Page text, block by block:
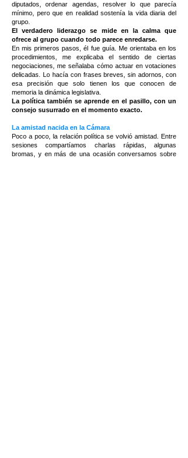
diputados, ordenar agendas, resolver lo que parecía
mínimo, pero que en realidad sostenía la vida diaria del
grupo.
El verdadero liderazgo se mide en la calma que
ofrece al grupo cuando todo parece enredarse.
En mis primeros pasos, él fue guía. Me orientaba en los
procedimientos, me explicaba el sentido de ciertas
negociaciones, me señalaba cómo actuar en votaciones
delicadas. Lo hacía con frases breves, sin adornos, con
esa precisión que solo tienen los que conocen de
memoria la dinámica legislativa.
La política también se aprende en el pasillo, con un
consejo susurrado en el momento exacto.
La amistad nacida en la Cámara
Poco a poco, la relación política se volvió amistad. Entre
sesiones compartíamos charlas rápidas, algunas
bromas, y en más de una ocasión conversamos sobre